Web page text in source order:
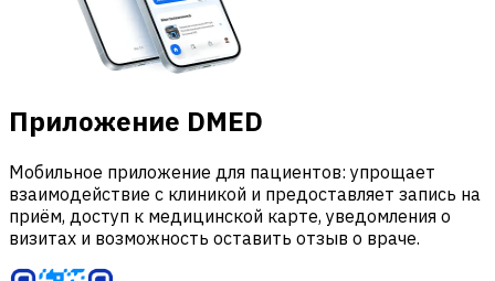
Приложение DMED
Мобильное приложение для пациентов: упрощает
взаимодействие с клиникой и предоставляет запись на
приём, доступ к медицинской карте, уведомления о
визитах и возможность оставить отзыв о враче.